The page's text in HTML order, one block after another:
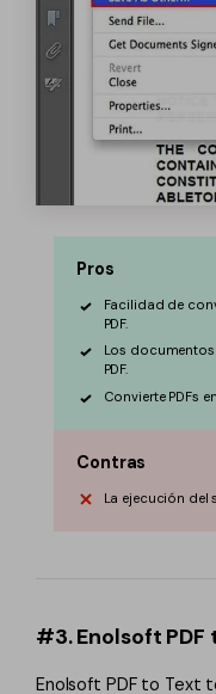
Pros
Facilidad de
PDF.
Los
PDF.
Convierte PDFs
Contras
La ejecución del
#3. Enolsoft
Enolsoft PDF to Text